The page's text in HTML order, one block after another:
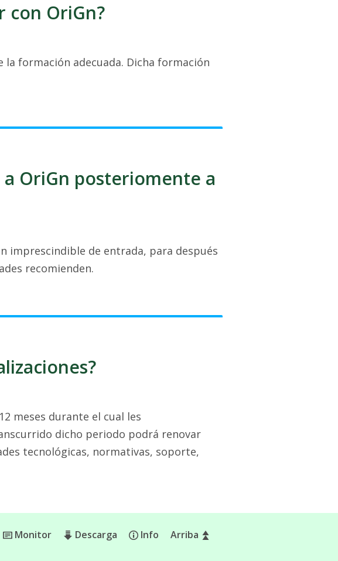
con OriGn?
formación adecuada. Dicha formación
OriGn posteriomente a
imprescindible de entrada, para después
recomienden.
meses durante el cual les
dicho periodo podrá renovar
tecnológicas, normativas, soporte,
Monitor Descarga Info Arriba